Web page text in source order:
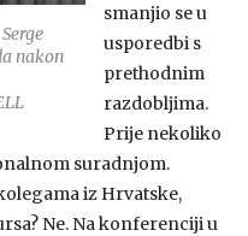
nakon
smanjio se u
usporedbi s
prethodnim
razdobljima.
Prije nekoliko
suradnjom.
iz Hrvatske,
Ne. Na konferenciji u